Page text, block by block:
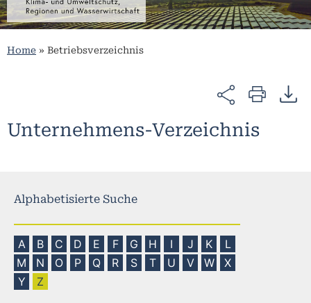
Home » Betriebsverzeichnis
Unternehmens-Verzeichnis
Alphabetisierte Suche
A B C D E F G H I J K
L
M
N O P Q R S T U V W
X
Y
Z